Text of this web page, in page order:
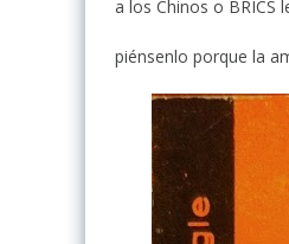
a los Chinos o BRICS
piénsenlo porque la